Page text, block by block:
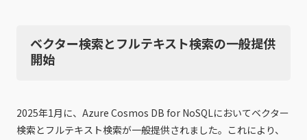
ベクター検索とフルテキスト検索の一般提供
開始
2025年1月に、Azure Cosmos DB for NoSQLにおいてベクター
検索とフルテキスト検索が一般提供されました。これにより、